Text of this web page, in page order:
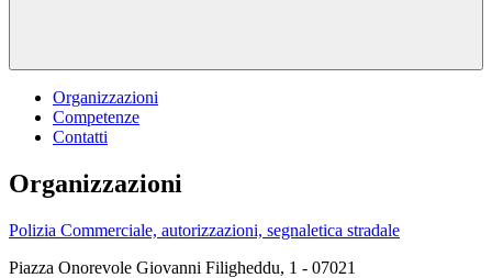
Organizzazioni
Competenze
Contatti
Organizzazioni
Polizia Commerciale, autorizzazioni, segnaletica stradale
Piazza Onorevole Giovanni Filigheddu, 1 - 07021